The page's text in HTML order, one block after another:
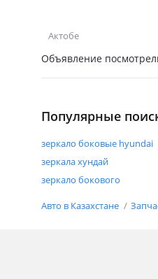
Актобе
Объявление
Популярные
зеркало боковые hyundai
зеркала хундай
зеркало бокового
Авто в Казахстане